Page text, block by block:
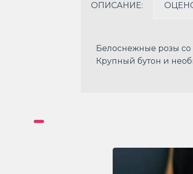
ОПИСАНИЕ:
Белоснежные розы со
Крупный бутон и